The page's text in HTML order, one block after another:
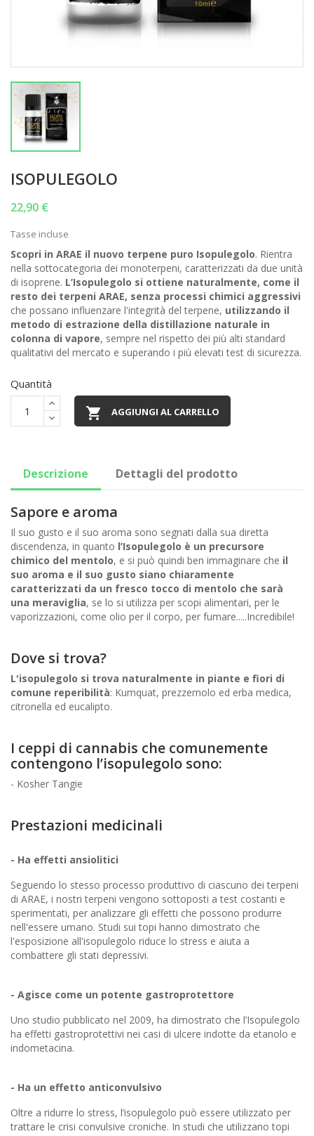
ISOPULEGOLO
22,90 €
Tasse incluse
Scopri in ARAE il nuovo terpene puro Isopulegolo. Rientra
nella sottocategoria dei monoterpeni, caratterizzati da due unità
di isoprene. L’Isopulegolo si ottiene naturalmente, come il
resto dei terpeni ARAE, senza processi chimici aggressivi
che possano influenzare l'integrità del terpene, utilizzando il
metodo di estrazione della distillazione naturale in
colonna di vapore, sempre nel rispetto dei più alti standard
qualitativi del mercato e superando i più elevati test di sicurezza.
Quantità
 AGGIUNGI AL CARRELLO
Descrizione Dettagli del prodotto
Sapore e aroma
Il suo gusto e il suo aroma sono segnati dalla sua diretta
discendenza, in quanto l’Isopulegolo è un precursore
chimico del mentolo, e si può quindi ben immaginare che il
suo aroma e il suo gusto siano chiaramente
caratterizzati da un fresco tocco di mentolo che sarà
una meraviglia, se lo si utilizza per scopi alimentari, per le
vaporizzazioni, come olio per il corpo, per fumare.....Incredibile!
Dove si trova?
L'isopulegolo si trova naturalmente in piante e fiori di
comune reperibilità: Kumquat, prezzemolo ed erba medica,
citronella ed eucalipto.
I ceppi di cannabis che comunemente
contengono l’isopulegolo sono:
- Kosher Tangie
Prestazioni medicinali
- Ha effetti ansiolitici
Seguendo lo stesso processo produttivo di ciascuno dei terpeni
di ARAE, i nostri terpeni vengono sottoposti a test costanti e
sperimentati, per analizzare gli effetti che possono produrre
nell'essere umano. Studi sui topi hanno dimostrato che
l'esposizione all'isopulegolo riduce lo stress e aiuta a
combattere gli stati depressivi.
- Agisce come un potente gastroprotettore
Uno studio pubblicato nel 2009, ha dimostrato che l’Isopulegolo
ha effetti gastroprotettivi nei casi di ulcere indotte da etanolo e
indometacina.
- Ha un effetto anticonvulsivo
Oltre a ridurre lo stress, l’isopulegolo può essere utilizzato per
trattare le crisi convulsive croniche. In studi che utilizzano topi